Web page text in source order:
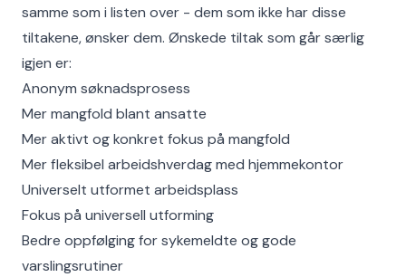
samme som i listen over - dem som ikke har disse
tiltakene, ønsker dem. Ønskede tiltak som går særlig
igjen er:
Anonym søknadsprosess
Mer mangfold blant ansatte
Mer aktivt og konkret fokus på mangfold
Mer fleksibel arbeidshverdag med hjemmekontor
Universelt utformet arbeidsplass
Fokus på universell utforming
Bedre oppfølging for sykemeldte og gode
varslingsrutiner